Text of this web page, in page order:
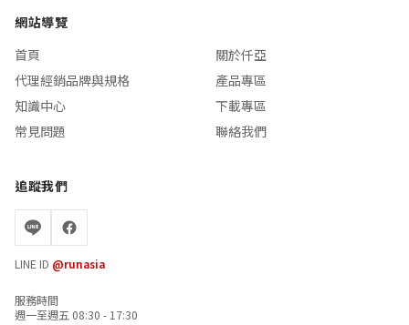
網站導覽
首頁
關於仟亞
代理經銷品牌與規格
產品專區
知識中心
下載專區
常見問題
聯絡我們
追蹤我們
LINE ID @runasia
服務時間
週一至週五 08:30 - 17:30